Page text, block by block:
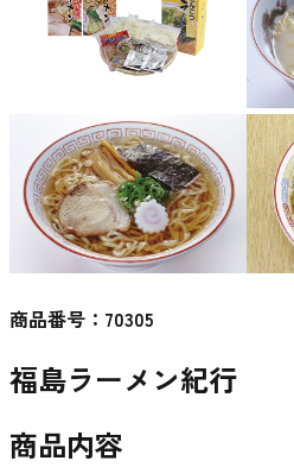
商品番号： 70305
福島ラーメン紀行
商品内容